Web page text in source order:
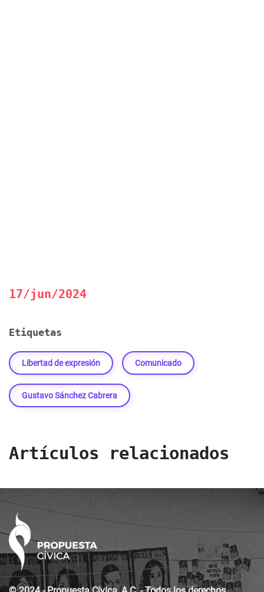
17/jun/2024
Etiquetas
Libertad de expresión Comunicado
Gustavo Sánchez Cabrera
Artículos relacionados